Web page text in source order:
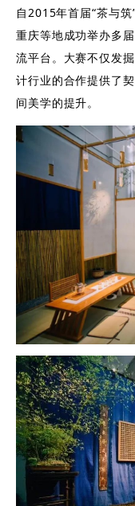
自2015年首届“茶与筑
重庆等地成功举办多
流平台。大赛不仅发
计行业的合作提供了
间美学的提升。